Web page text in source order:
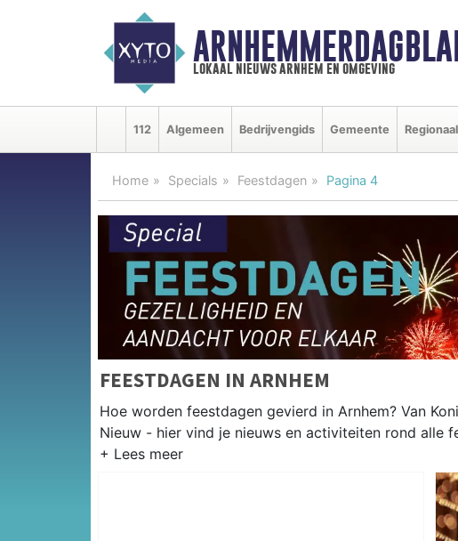
lokaal nieuws arnhem en omgeving
112 Algemeen Bedrijvengids Gemeente Regionaal
Home Specials Feestdagen Pagina 4
FEESTDAGEN IN ARNHEM
Hoe worden feestdagen gevierd in Arnhem? Van
Nieuw - hier vind je nieuws en activiteiten rond alle